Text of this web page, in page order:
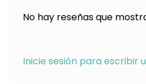
No hay reseñas que
Inicie sesión para escribir